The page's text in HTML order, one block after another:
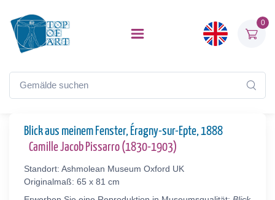
0
Blick aus meinem Fenster, Éragny-sur-Epte, 1888
Camille Jacob Pissarro (1830-1903)
Standort: Ashmolean Museum Oxford UK
Originalmaß: 65 x 81 cm